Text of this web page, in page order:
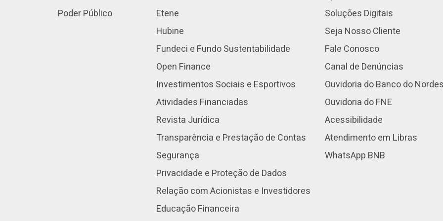
Poder Público
Etene
Hubine
Fundeci e Fundo Sustentabilidade
Open Finance
Investimentos Sociais e Esportivos
Atividades Financiadas
Revista Jurídica
Transparência e Prestação de Contas
Segurança
Privacidade e Proteção de Dados
Relação com Acionistas e Investidores
Educação Financeira
Soluções Digitais
Seja Nosso Cliente
Fale Conosco
Canal de Denúncias
Ouvidoria do Banco do
Ouvidoria do FNE
Acessibilidade
Atendimento em Libras
WhatsApp BNB